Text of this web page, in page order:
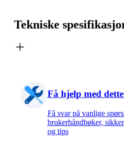
Tekniske
Få hjelp med
Få svar på vanlige
brukerhåndbøker,
og tips